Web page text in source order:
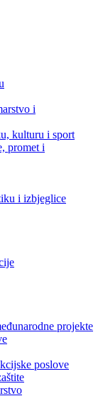
i
kulturu i sport
promet i
i izbjeglice
projekte
poslove